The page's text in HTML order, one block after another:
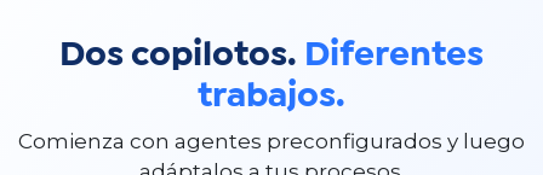
Dos copilotos. Diferentes
trabajos.
Comienza con agentes preconfigurados y luego